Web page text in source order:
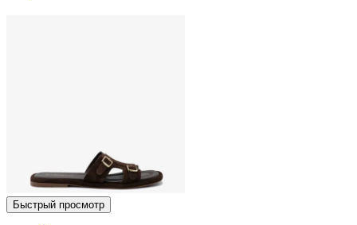
Быстрый просмотр